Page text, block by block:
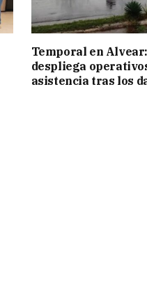
Temporal en
despliega
asistencia tras los